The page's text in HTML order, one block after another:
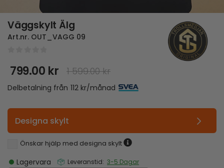
Väggskylt Älg
Art.nr. OUT_VAGG 09
1 599.00kr
Det
ursprungliga
var:
599.00 kr.
799.00 kr
Det
nuvarande
är:
799.00 kr.
Delbetalning från 112 kr/månad
Designa skylt
Önskar hjälp med designa skylt
Lagervara Leveranstid: 3-5 Dagar